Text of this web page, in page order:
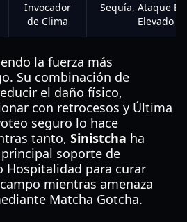
Invocador
de Clima
Sequía, Ataque
Elevado
la fuerza más
Su combinación de
el daño físico,
con retrocesos y Última
seguro lo hace
tanto, Sinistcha ha
soporte de
Hospitalidad para curar
mientras amenaza
Matcha Gotcha.